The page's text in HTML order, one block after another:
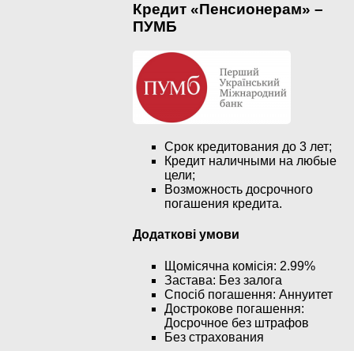
Кредит «Пенсионерам» –
ПУМБ
Срок кредитования до 3 лет;
Кредит наличными на любые
цели;
Возможность досрочного
погашения кредита.
Додаткові умови
Щомісячна комісія: 2.99%
Застава: Без залога
Спосіб погашення: Aннуитет
Дострокове погашення:
Досрочное без штрафов
Без страхования